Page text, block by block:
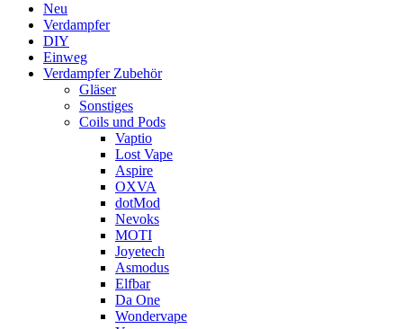
Neu
Verdampfer
DIY
Einweg
Verdampfer Zubehör
Gläser
Sonstiges
Coils und Pods
Vaptio
Lost Vape
Aspire
OXVA
dotMod
Nevoks
MOTI
Joyetech
Asmodus
Elfbar
Da One
Wondervape